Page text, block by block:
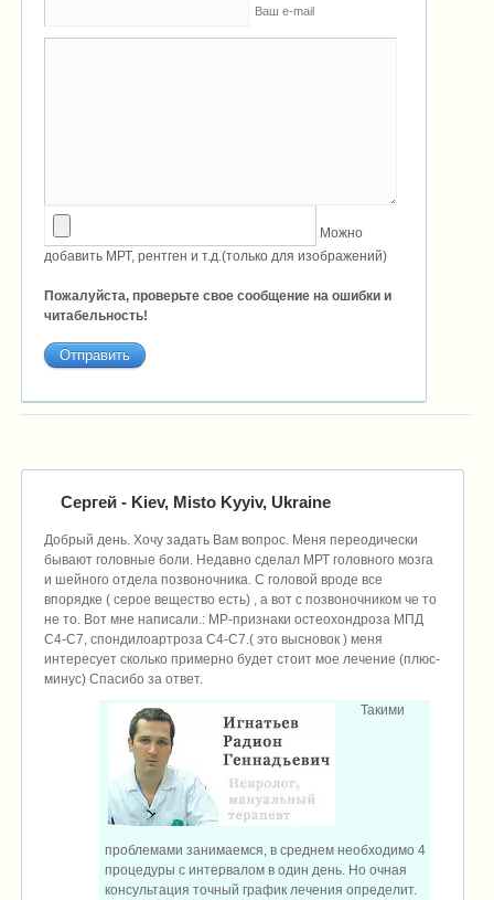
Ваш e-mail
Можно
добавить МРТ, рентген и т.д.(только для изображений)
Пожалуйста, проверьте свое сообщение на ошибки и
читабельность!
Сергей - Kiev, Misto Kyyiv, Ukraine
Добрый день. Хочу задать Вам вопрос. Меня переодически
бывают головные боли. Недавно сделал МРТ головного мозга
и шейного отдела позвоночника. С головой вроде все
впорядке ( серое вещество есть) , а вот с позвоночником че то
не то. Вот мне написали.: МР-признаки остеохондроза МПД
С4-С7, спондилоартроза С4-С7.( это высновок ) меня
интересует сколько примерно будет стоит мое лечение (плюс-
минус) Спасибо за ответ.
Такими
проблемами занимаемся, в среднем необходимо 4
процедуры с интервалом в один день. Но очная
консультация точный график лечения определит.